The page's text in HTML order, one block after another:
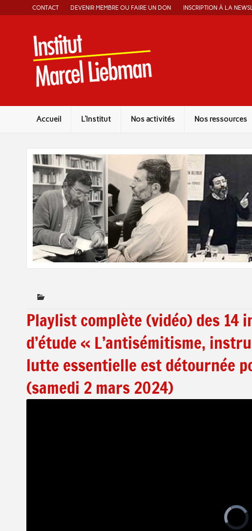
content
CONTACT DEVENIR MEMBRE OU FAIRE UN DON INSCRIPTION À LA
Accueil L’Institut Nos activités Nos ressources
Playlist complète (vidéo) des 14
d’étude « L’antisémitisme,
lutte essentielle est détournée
(samedi 2 mars 2024)